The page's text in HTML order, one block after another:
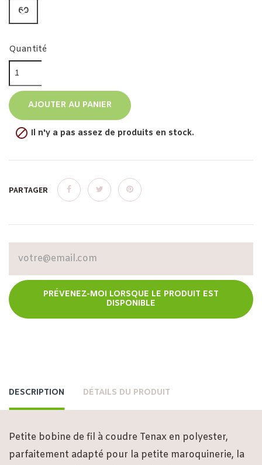
60
Quantité
AJOUTER AU PANIER
 Il n'y a pas assez de produits en stock.
PARTAGER
PRÉVENEZ-MOI LORSQUE LE PRODUIT EST
DISPONIBLE
DESCRIPTION DÉTAILS DU PRODUIT
Petite bobine de fil à coudre Tenax en polyester,
parfaitement adapté pour la petite maroquinerie, la